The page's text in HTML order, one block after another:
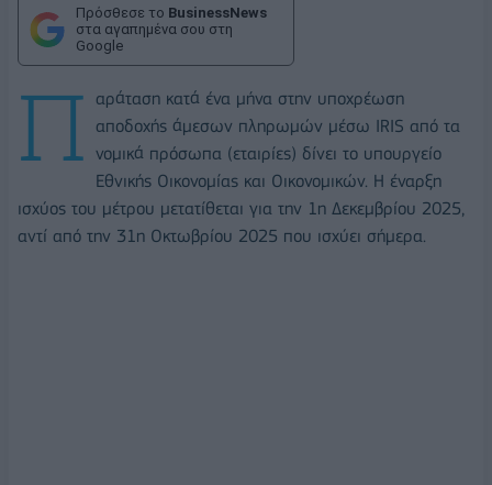
Πρόσθεσε το BusinessNews
στα αγαπημένα σου στη
Google
Π
αράταση κατά ένα μήνα στην υποχρέωση
αποδοχής άμεσων πληρωμών μέσω IRIS από τα
νομικά πρόσωπα (εταιρίες) δίνει το υπουργείο
Εθνικής Οικονομίας και Οικονομικών. Η έναρξη
ισχύος του μέτρου μετατίθεται για την 1η Δεκεμβρίου 2025,
αντί από την 31η Οκτωβρίου 2025 που ισχύει σήμερα.